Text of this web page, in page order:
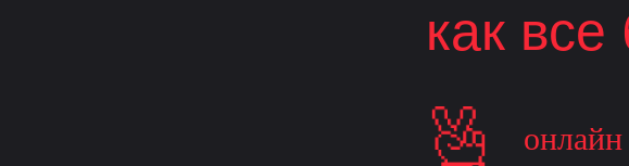
как все
онлайн